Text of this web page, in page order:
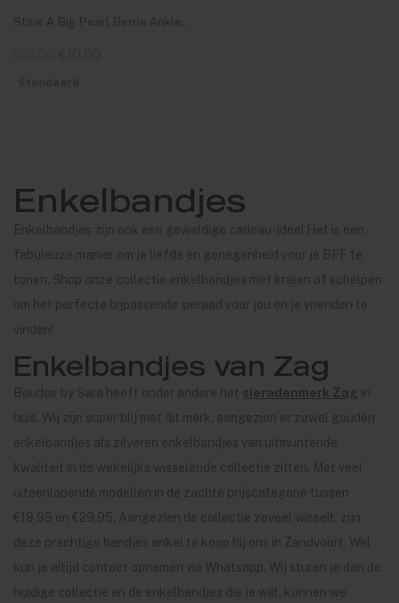
Stine A Big Pearl Berrie Anklet Neon Pink Ribbon
Enkelbandjes
Enkelbandjes zijn ook een geweldige cadeau-idee! Het is een
fabuleuze manier om je liefde en genegenheid voor je BFF te
tonen. Shop onze collectie enkelbandjes met kralen of schelpen
om het perfecte bijpassende sieraad voor jou en je vrienden te
vinden!
Enkelbandjes van Zag
Boudoir by Sara heeft onder andere het sieradenmerk Zag in
huis. Wij zijn super blij met dit merk, aangezien er zowel gouden
enkelbandjes als zilveren enkelbandjes van uitmuntende
kwaliteit in de wekelijks wisselende collectie zitten. Met veel
uiteenlopende modellen in de zachte prijscategorie tussen
€19,95 en €29,95. Aangezien de collectie zoveel wisselt, zijn
deze prachtige bandjes enkel te koop bij ons in Zandvoort. Wel
kun je altijd contact opnemen via Whatsapp. Wij sturen je dan de
huidige collectie en de enkelbandjes die je wilt, kunnen we